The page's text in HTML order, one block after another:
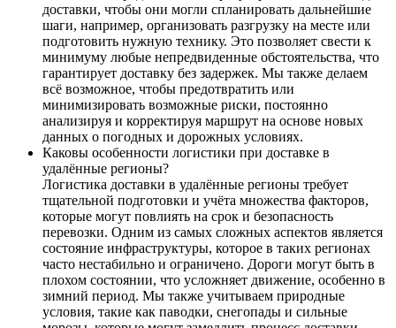
доставки, чтобы они могли спланировать дальнейшие
шаги, например, организовать разгрузку на месте или
подготовить нужную технику. Это позволяет свести к
минимуму любые непредвиденные обстоятельства, что
гарантирует доставку без задержек. Мы также делаем
всё возможное, чтобы предотвратить или
минимизировать возможные риски, постоянно
анализируя и корректируя маршрут на основе новых
данных о погодных и дорожных условиях.
Каковы особенности логистики при доставке в
удалённые регионы?
Логистика доставки в удалённые регионы требует
тщательной подготовки и учёта множества факторов,
которые могут повлиять на срок и безопасность
перевозки. Одним из самых сложных аспектов является
состояние инфраструктуры, которое в таких регионах
часто нестабильно и ограничено. Дороги могут быть в
плохом состоянии, что усложняет движение, особенно в
зимний период. Мы также учитываем природные
условия, такие как паводки, снегопады и сильные